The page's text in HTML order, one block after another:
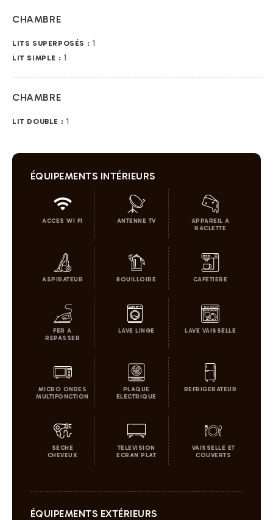
CHAMBRE
LITS SUPERPOSÉS : 1
LIT SIMPLE : 1
CHAMBRE
LIT DOUBLE : 1
ÉQUIPEMENTS INTÉRIEURS
ACCES WI FI ANTENNE TV
APPAREIL A
RACLETTE
ASPIRATEUR BOUILLOIRE CAFETIERE
FER A
REPASSER
LAVE LINGE LAVE VAISSELLE
MICRO ONDES
MULTIFONCTION
PLAQUE
ELECTRIQUE
REFRIGERATEUR
SECHE
CHEVEUX
TELEVISION
ECRAN PLAT
VAISSELLE ET
COUVERTS
ÉQUIPEMENTS EXTÉRIEURS